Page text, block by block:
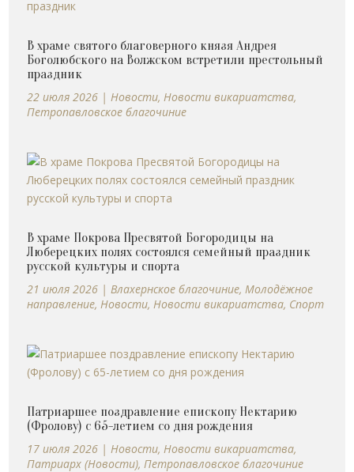
В храме святого благоверного князя Андрея
Боголюбского на Волжском встретили престольный
праздник
22 июля 2026 | Новости, Новости викариатства,
Петропавловское благочиние
В храме Покрова Пресвятой Богородицы на
Люберецких полях состоялся семейный праздник
русской культуры и спорта
21 июля 2026 | Влахернское благочиние, Молодёжное
направление, Новости, Новости викариатства, Спорт
Патриаршее поздравление епископу Нектарию
(Фролову) с 65-летием со дня рождения
17 июля 2026 | Новости, Новости викариатства,
Патриарх (Новости), Петропавловское благочиние